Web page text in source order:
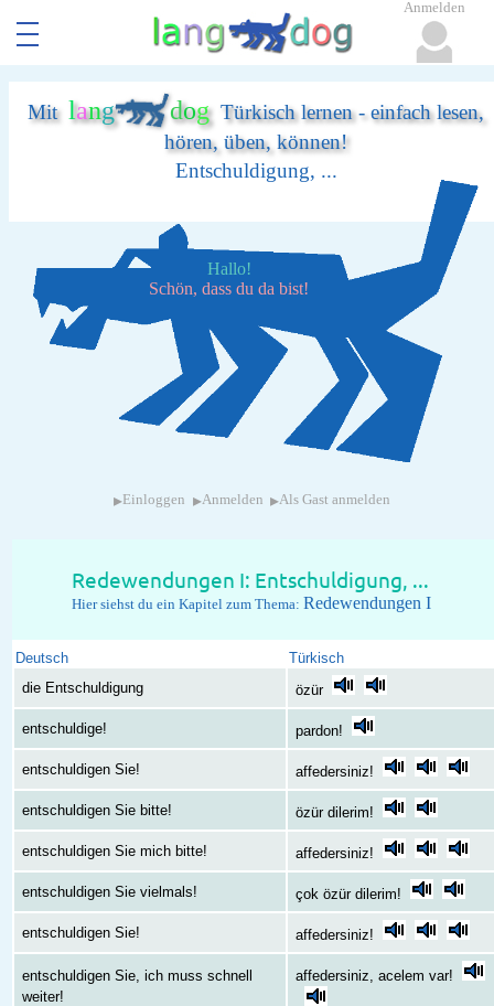
Mit lang dogTürkisch lernen - einfach lesen,
hören, üben, können!
Entschuldigung, ...
Hallo!
Schön, dass du da bist!
▸ Einloggen ▸Anmelden ▸Als Gast anmelden
Redewendungen I: Entschuldigung, ...
Hier siehst du ein Kapitel zum Thema: Redewendungen I
Deutsch
Türkisch
die Entschuldigung
özür
entschuldige! pardon!
entschuldigen Sie! affedersiniz!
entschuldigen Sie bitte! özür dilerim!
entschuldigen Sie mich bitte! affedersiniz!
entschuldigen Sie vielmals! çok özür dilerim!
entschuldigen Sie! affedersiniz!
entschuldigen Sie, ich muss schnell
weiter!
affedersiniz, acelem var!
Anmelden